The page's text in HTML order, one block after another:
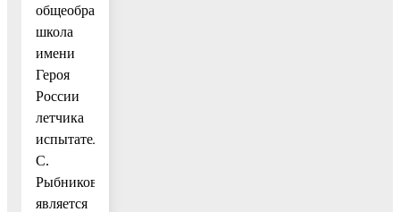
общеобразовательная
школа
имени
Героя
России
летчика
испытателя
С.
Рыбникова»
является